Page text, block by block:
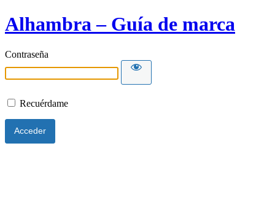
Alhambra – Guía de marca
Contraseña
Recuérdame